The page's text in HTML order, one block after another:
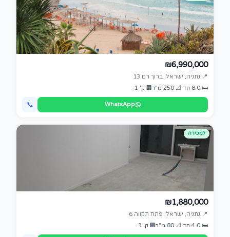
₪6,990,000
📍 נתניה, ישראל, ברוך רם 13
🛏 8.0 חד' 📐 250 מ"ר 🏢 ק' 1
WhatsApp
📞
למכירה
₪1,880,000
📍 נתניה, ישראל, פתח תקווה 6
🛏 4.0 חד' 📐 80 מ"ר 🏢 ק' 3